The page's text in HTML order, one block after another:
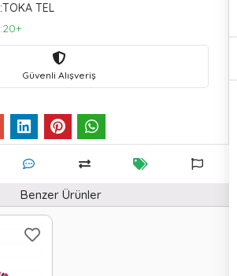
:TOKA TEL
:20+
Güvenli Alışveriş
Benzer Ürünler